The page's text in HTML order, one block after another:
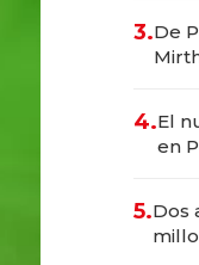
3.De
4.El
en
5.Dos